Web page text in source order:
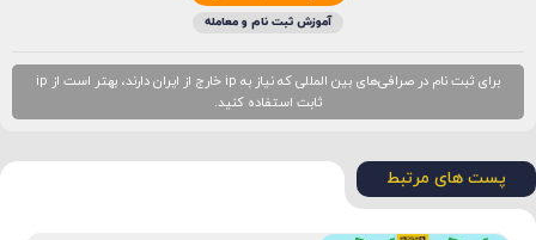
آموزش ثبت نام و معامله
برای ثبت نام در صرافی‌های بین المللی که نیاز به ip خارج از ایران دارند، بهتر است از ip
ثابت استفاده کنید.
پست های مرتبط